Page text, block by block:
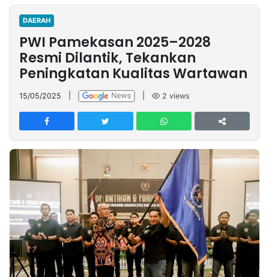
Nasional
International
Olahraga
Entertainment
Daerah
Pariwisata
Kuliner
Kolom
Network
PT
TREETAN
INDONESIA
Partner
Insight
NTB
Suara
Time
Lens
IDN
Daily
Jogja
Jalan
Rakyat
Idealita
News
Kita
Notice
Dinamikapost.com
Radar
Baru
Seedbacklink
Follow
DAERAH
PWI Pamekasan 2025–2028
Resmi Dilantik, Tekankan
Peningkatan Kualitas Wartawan
15/05/2025 2 views